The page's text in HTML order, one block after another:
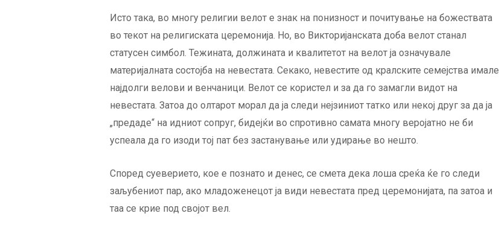
Исто така, во многу религии велот е знак на понизност и почитување на божествата
во текот на религиската церемонија. Но, во Викторијанската доба велот станал
статусен симбол. Тежината, должината и квалитетот на велот ја означувале
материјалната состојба на невестата. Секако, невестите од кралските семејства имале
најдолги велови и венчаници. Велот се користел и за да го замагли видот на
невестата. Затоа до олтарот морал да ја следи нејзиниот татко или некој друг за да ја
„предаде“ на идниот сопруг, бидејќи во спротивно самата многу веројатно не би
успеала да го изоди тој пат без застанување или удирање во нешто.
Според суеверието, кое е познато и денес, се смета дека лоша среќа ќе го следи
заљубениот пар, ако младоженецот ја види невестата пред церемонијата, па затоа и
таа се крие под својот вел.